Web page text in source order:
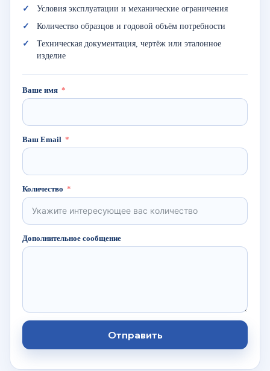
Условия эксплуатации и механические ограничения
Количество образцов и годовой объём потребности
Техническая документация, чертёж или эталонное
изделие
Ваше имя
Ваш Email
Количество
Дополнительное сообщение
Отправить